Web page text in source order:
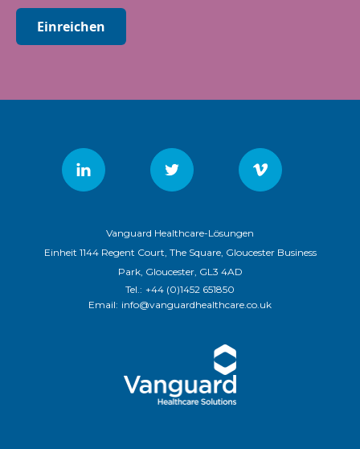
Einreichen
Vanguard Healthcare-Lösungen
Einheit 1144 Regent Court, The Square, Gloucester Business
Park, Gloucester, GL3 4AD
Tel.: +44 (0)1452 651850
Email: info@vanguardhealthcare.co.uk